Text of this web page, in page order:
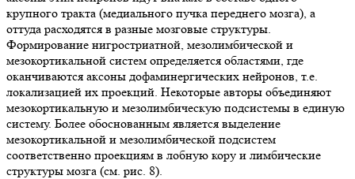
крупного тракта (медиального пучка переднего мозга), а
оттуда расходятся в разные мозговые структуры.
Формирование нигростриатной, мезолимбической и
мезокортикальной систем определяется областями, где
оканчиваются аксоны дофаминергических нейронов, т.е.
локализацией их проекций. Некоторые авторы объединяют
мезокортикальную и мезолимбическую подсистемы в единую
систему. Более обоснованным является выделение
мезокортикальной и мезолимбической подсистем
соответственно проекциям в лобную кору и лимбические
структуры мозга (см. рис. 8).